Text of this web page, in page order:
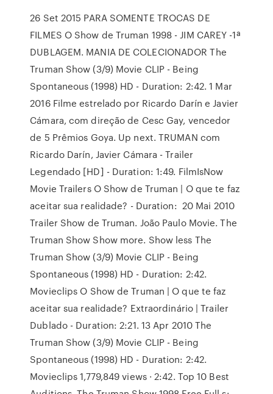
26 Set 2015 PARA SOMENTE TROCAS DE
FILMES O Show de Truman 1998 - JIM CAREY -1ª
DUBLAGEM. MANIA DE COLECIONADOR The
Truman Show (3/9) Movie CLIP - Being
Spontaneous (1998) HD - Duration: 2:42. 1 Mar
2016 Filme estrelado por Ricardo Darín e Javier
Cámara, com direção de Cesc Gay, vencedor
de 5 Prêmios Goya. Up next. TRUMAN com
Ricardo Darín, Javier Cámara - Trailer
Legendado [HD] - Duration: 1:49. FilmIsNow
Movie Trailers O Show de Truman | O que te faz
aceitar sua realidade? - Duration: 20 Mai 2010
Trailer Show de Truman. João Paulo Movie. The
Truman Show Show more. Show less The
Truman Show (3/9) Movie CLIP - Being
Spontaneous (1998) HD - Duration: 2:42.
Movieclips O Show de Truman | O que te faz
aceitar sua realidade? Extraordinário | Trailer
Dublado - Duration: 2:21. 13 Apr 2010 The
Truman Show (3/9) Movie CLIP - Being
Spontaneous (1998) HD - Duration: 2:42.
Movieclips 1,779,849 views · 2:42. Top 10 Best